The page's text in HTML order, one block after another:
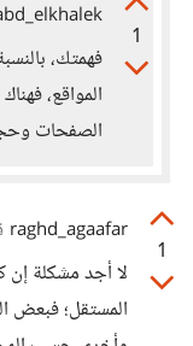
1
فهمتك،
المواقع،
الصفحات
1
raghd_agaafar
لا أجد مشكلة إن
المستقل؛ فبعض